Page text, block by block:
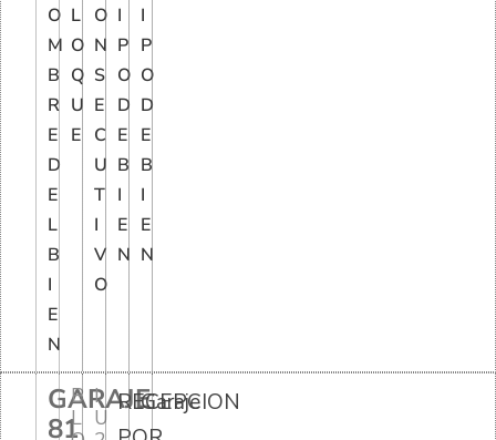
O
M
B
R
E
D
E
L
B
I
E
N
L
O
Q
U
E
O
N
S
E
C
U
T
I
V
O
I
P
O
D
E
B
I
E
N
I
P
O
D
E
B
I
E
N
GARAJE
81
B
L
I
U
RECEPCION
Garaje